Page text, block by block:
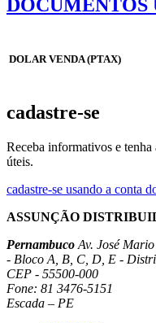
DOCUMENTOS
DOLAR VENDA (PTAX)
cadastre-se
Receba informativos e tenha
úteis.
cadastre-se usando a conta
ASSUNÇÃO
Pernambuco Av. José
- Bloco A, B, C, D, E -
CEP - 55500-000
Fone: 81 3476-5151
Escada – PE